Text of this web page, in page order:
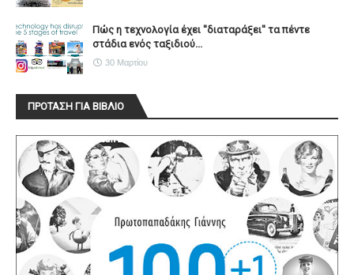
Πώς η τεχνολογία έχει ''διαταράξει'' τα πέντε
στάδια ενός ταξιδιού...
30 Μαρτίου
ΠΡΟΤΑΣΗ ΓΙΑ ΒΙΒΛΙΟ